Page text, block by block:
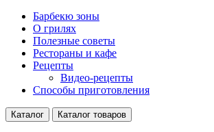
Барбекю зоны
О грилях
Полезные советы
Рестораны и кафе
Рецепты
Видео-рецепты
Способы приготовления
Каталог Каталог товаров